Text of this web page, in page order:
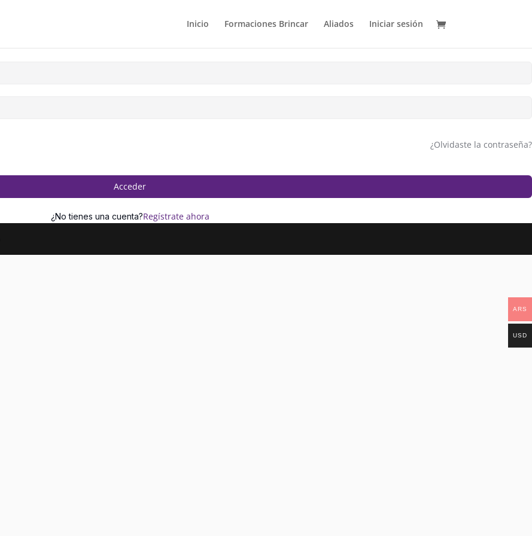
Inicio Formaciones Brincar Aliados Iniciar sesión
¿Olvidaste la contraseña?
Acceder
¿No tienes una cuenta?Regístrate ahora
ARS
USD